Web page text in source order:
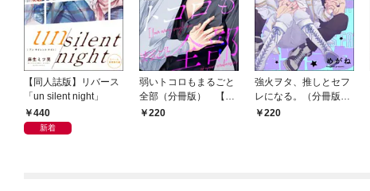
【同人誌版】リバース
「un silent night」
440
新着
弱いトコロもまるごと
全部（分冊版） 【第
1話】
220
強火ヲタ、推しとセフ
レになる。（分冊版）
【第1話】
220